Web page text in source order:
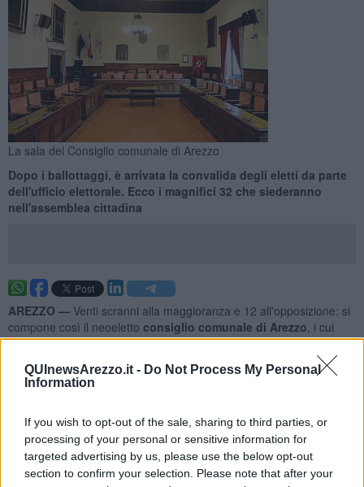
QUInewsArezzo.it - Do Not Process My Personal
Information
If you wish to opt-out of the sale, sharing to third parties, or
processing of your personal or sensitive information for
targeted advertising by us, please use the below opt-out
section to confirm your selection. Please note that after your
La sala del Consiglio comunale di Arezzo
Dopo i ballottaggi, è arrivata la convalida degli eletti da parte
dell'ufficio elettorale. Ecco i magnifici 32 che siederanno
nell'assemblea cittadina
AREZZO — Venti scranni alla maggioranza e 12 all'opposizione: si
compone così il neoeletto consiglio comunale di Arezzo , i cui
nomi sono stati ieri ufficializzati con la convalida degli eletti da
Col ballottaggio il sindaco eletto, si sa, è
voti)